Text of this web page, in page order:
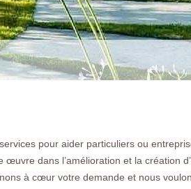
EN ELAGAGE
pour aider particuliers ou
dans l’amélioration et la création
à cœur votre demande et nous